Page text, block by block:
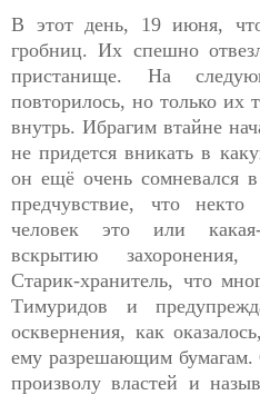
В этот день, 19 июня,
гробниц. Их спешно
пристанище. На
повторилось, но только их
внутрь. Ибрагим втайне
не придется вникать в
он ещё очень сомневался
предчувствие, что
человек это или
вскрытию захоронения,
Старик-хранитель, что
Тимуридов и
осквернения, как
ему разрешающим бумагам.
произволу властей и